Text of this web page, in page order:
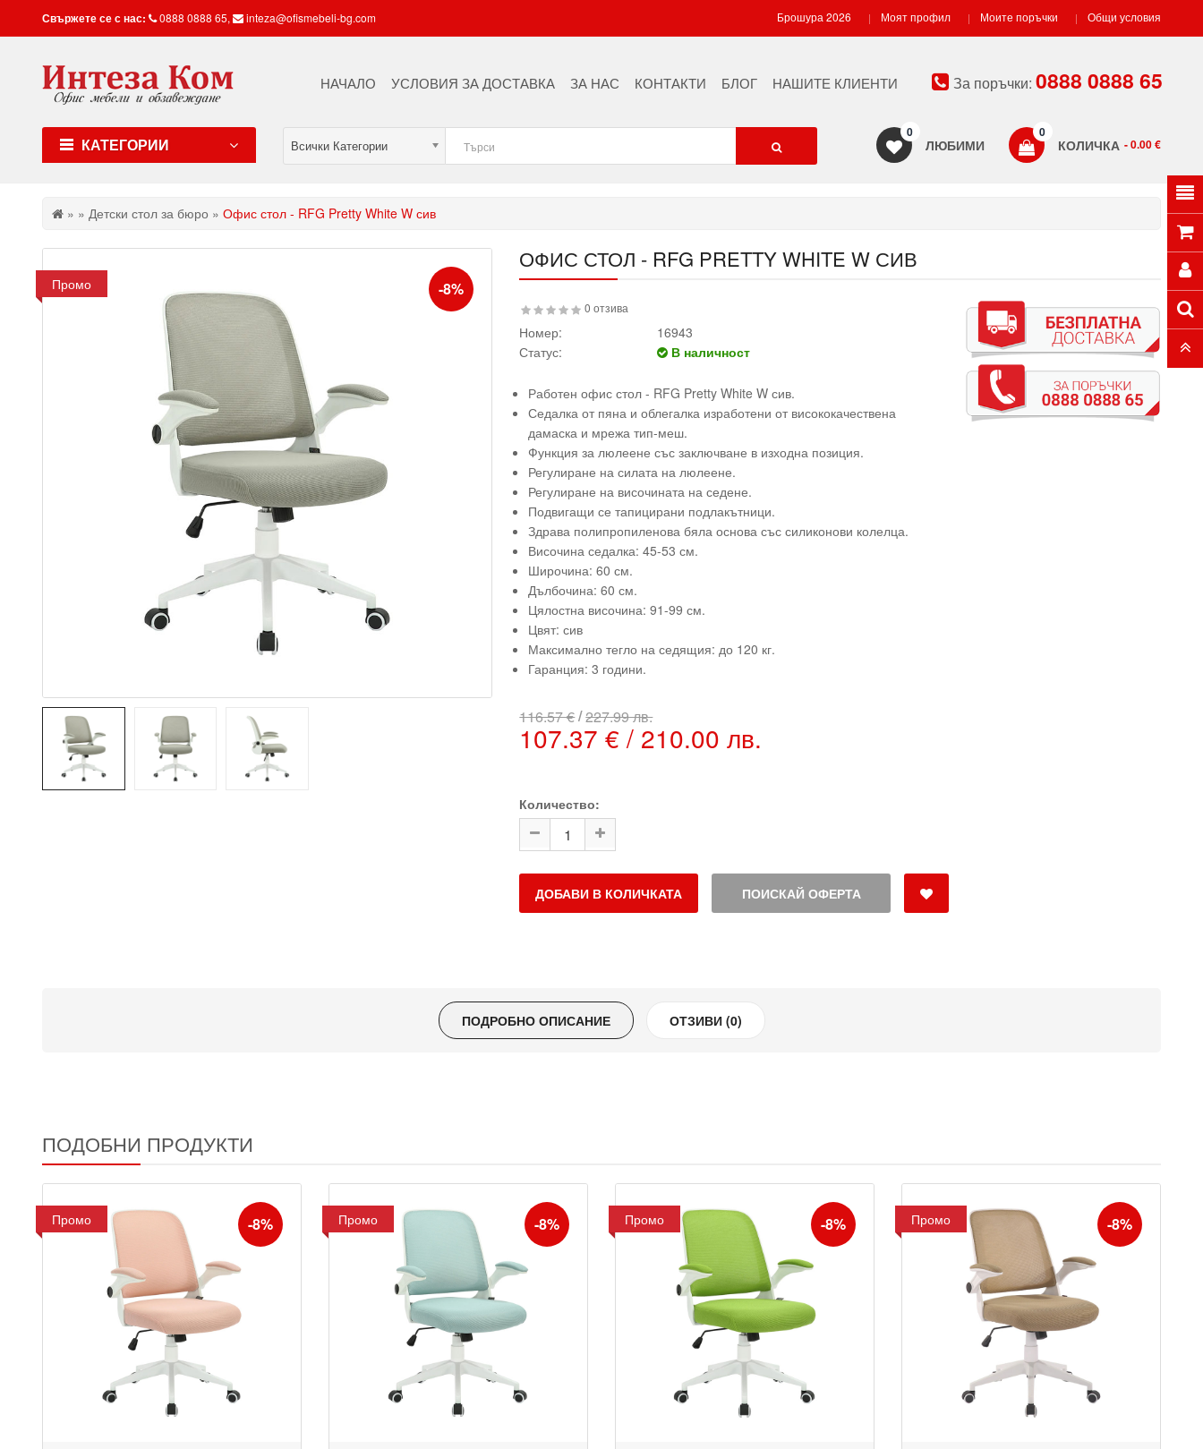
Свържете се с нас: 0888 0888 65, inteza@ofismebeli-bg.com Брошура 2026 Моят профил Моите поръчки Общи условия
НАЧАЛО УСЛОВИЯ ЗА ДОСТАВКА ЗА НАС КОНТАКТИ БЛОГ НАШИТЕ КЛИЕНТИ За поръчки: 0888 0888 65
КАТЕГОРИИ Всички Категории КОЛИЧКА
0
- 0.00 €
ЛЮБИМИ
0
» »Детски стол за бюро »Офис стол - RFG Pretty White W сив
Промо -8%
ОФИС СТОЛ - RFG PRETTY WHITE W СИВ
0 отзива
Номер:
16943
Статус:
В наличност
Работен офис стол - RFG Pretty White W сив.
Седалка от пяна и облегалка изработени от висококачествена
дамаска и мрежа тип-меш.
Функция за люлеене със заключване в изходна позиция.
Регулиране на силата на люлеене.
Регулиране на височината на седене.
Подвигащи се тапицирани подлакътници.
Здрава полипропиленова бяла основа със силиконови колелца.
Височина седалка: 45-53 см.
Широчина: 60 см.
Дълбочина: 60 см.
Цялостна височина: 91-99 см.
Цвят: сив
Максимално тегло на седящия: до 120 кг.
Гаранция: 3 години.
116.57 €/227.99 лв.
107.37 € / 210.00 лв.
Количество:
ДОБАВИ В КОЛИЧКАТА ПОИСКАЙ ОФЕРТА
ПОДРОБНО ОПИСАНИЕ ОТЗИВИ (0)
ПОДОБНИ ПРОДУКТИ
Промо -8% Промо -8% Промо -8% Промо -8%